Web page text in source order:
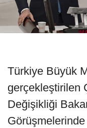
Türkiye Büyük
gerçekleştirilen
Değişikliği